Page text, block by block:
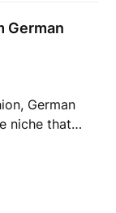
German
German
niche that…